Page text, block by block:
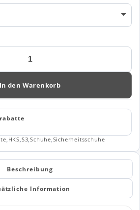
In den Warenkorb
, HKS,S3,Schuhe,Sicherheitsschuhe
Beschreibung
Information